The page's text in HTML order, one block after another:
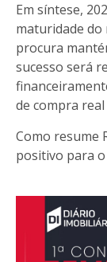
Em síntese,
maturidade
procura
sucesso será
de compra
Como resume
positivo para